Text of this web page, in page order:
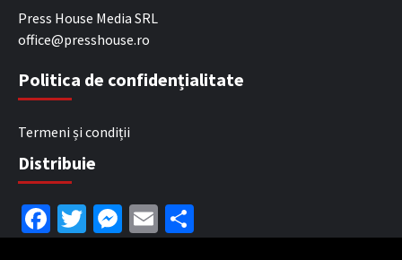
Press House Media SRL
office@presshouse.ro
Politica de confidențialitate
Termeni și condiții
Distribuie
Facebook
Twitter
Messenger
Email